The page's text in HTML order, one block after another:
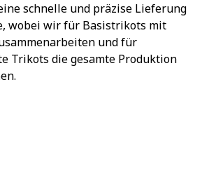
schnelle und präzise Lieferung
wobei wir für Basistrikots mit
und für
Trikots die gesamte Produktion